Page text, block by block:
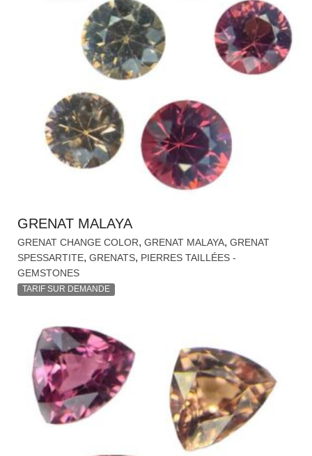
GRENAT MALAYA
GRENAT CHANGE COLOR, GRENAT MALAYA, GRENAT
SPESSARTITE, GRENATS, PIERRES TAILLÉES -
GEMSTONES
TARIF SUR DEMANDE